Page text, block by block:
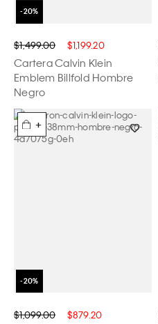
$1,499.00 $1,199.20
Cartera Calvin Klein
Emblem Billfold Hombre
Negro
+
$1,099.00 $879.20